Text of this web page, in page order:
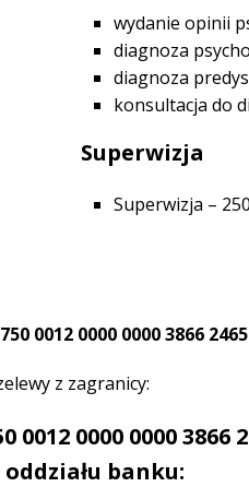
wydanie opinii
diagnoza
diagnoza
konsultacja do
Superwizja
Superwizja –
0012 0000 0000 3866 2465
z zagranicy:
0012 0000 0000 3866
banku: